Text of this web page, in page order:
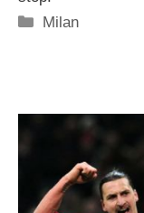
Categorie
Milan